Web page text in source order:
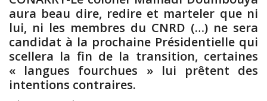
aura beau dire, redire et marteler que ni
lui, ni les membres du CNRD (…) ne sera
candidat à la prochaine Présidentielle qui
scellera la fin de la transition, certaines
« langues fourchues » lui prêtent des
intentions contraires.